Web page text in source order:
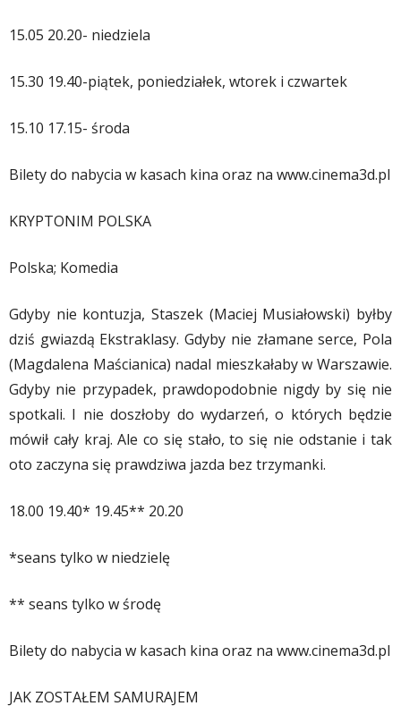
15.05 20.20- niedziela
15.30 19.40-piątek, poniedziałek, wtorek i czwartek
15.10 17.15- środa
Bilety do nabycia w kasach kina oraz na www.cinema3d.pl
KRYPTONIM POLSKA
Polska; Komedia
Gdyby nie kontuzja, Staszek (Maciej Musiałowski) byłby
dziś gwiazdą Ekstraklasy. Gdyby nie złamane serce, Pola
(Magdalena Maścianica) nadal mieszkałaby w Warszawie.
Gdyby nie przypadek, prawdopodobnie nigdy by się nie
spotkali. I nie doszłoby do wydarzeń, o których będzie
mówił cały kraj. Ale co się stało, to się nie odstanie i tak
oto zaczyna się prawdziwa jazda bez trzymanki.
18.00 19.40* 19.45** 20.20
*seans tylko w niedzielę
** seans tylko w środę
Bilety do nabycia w kasach kina oraz na www.cinema3d.pl
JAK ZOSTAŁEM SAMURAJEM